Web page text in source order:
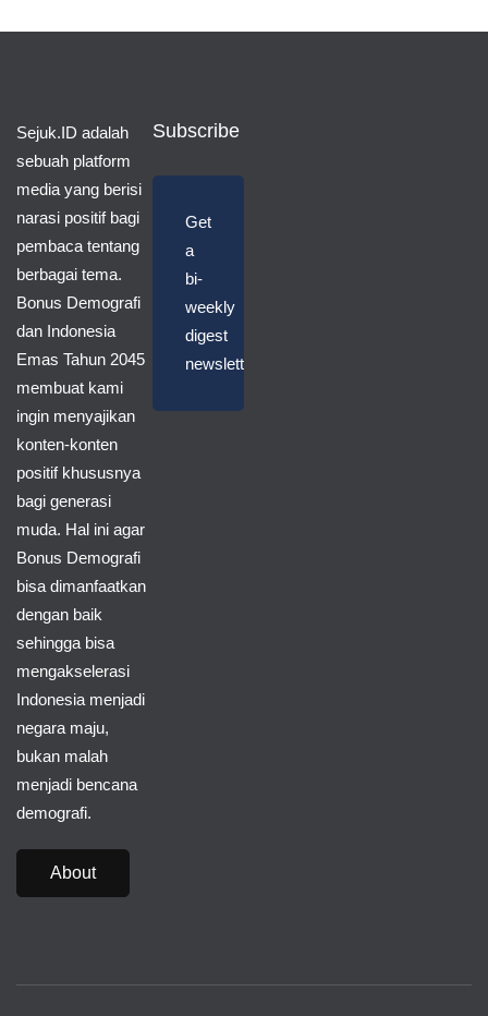
Sejuk.ID adalah
sebuah platform
media yang berisi
narasi positif bagi
pembaca tentang
berbagai tema.
Bonus Demografi
dan Indonesia
Emas Tahun 2045
membuat kami
ingin menyajikan
konten-konten
positif khususnya
bagi generasi
muda. Hal ini agar
Bonus Demografi
bisa dimanfaatkan
dengan baik
sehingga bisa
mengakselerasi
Indonesia menjadi
negara maju,
bukan malah
menjadi bencana
demografi.
About
Subscribe
Get
a
bi-
weekly
digest
newsletter